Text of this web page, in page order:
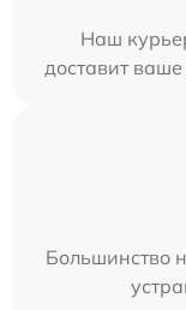
Наш
доставит
Большинство